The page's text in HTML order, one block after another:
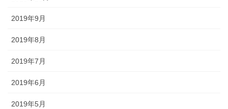
2019年9月
2019年8月
2019年7月
2019年6月
2019年5月